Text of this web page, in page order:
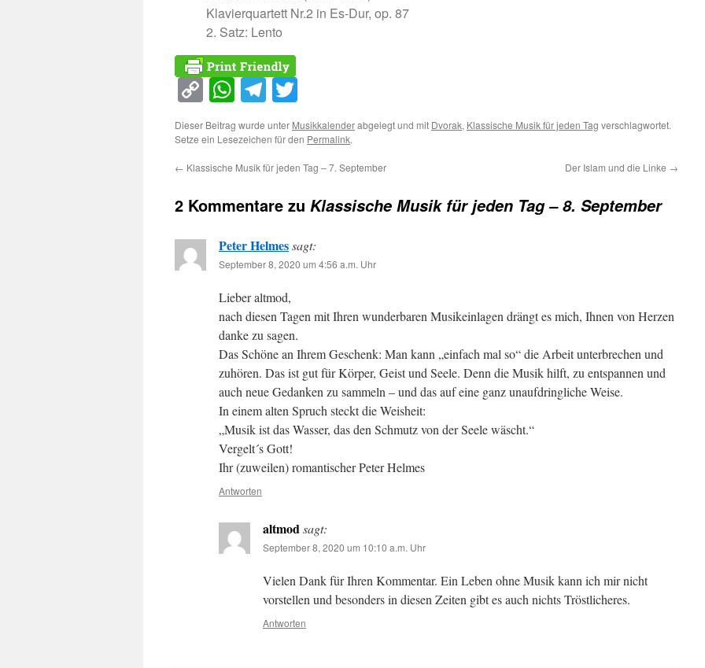
Klavierquartett Nr.2 in Es-Dur, op. 87
2. Satz: Lento
Copy
Link
WhatsApp
Telegram
Dieser Beitrag wurde unter Musikkalenderabgelegt und mit Dvorak, Klassische Musik für jeden Tag verschlagwortet.
Setze ein Lesezeichen für den Permalink.
← Klassische Musik für jeden Tag – 7. September Der Islam und die Linke →
2 Kommentare zu Klassische Musik für jeden Tag – 8. September
Peter Helmessagt:
September 8, 2020 um 4:56 a.m. Uhr
Lieber altmod,
nach diesen Tagen mit Ihren wunderbaren Musikeinlagen drängt es mich, Ihnen von Herzen
danke zu sagen.
Das Schöne an Ihrem Geschenk: Man kann „einfach mal so“ die Arbeit unterbrechen und
zuhören. Das ist gut für Körper, Geist und Seele. Denn die Musik hilft, zu entspannen und
auch neue Gedanken zu sammeln – und das auf eine ganz unaufdringliche Weise.
In einem alten Spruch steckt die Weisheit:
„Musik ist das Wasser, das den Schmutz von der Seele wäscht.“
Vergelt´s Gott!
Ihr (zuweilen) romantischer Peter Helmes
Antworten
altmodsagt:
September 8, 2020 um 10:10 a.m. Uhr
Vielen Dank für Ihren Kommentar. Ein Leben ohne Musik kann ich mir nicht
vorstellen und besonders in diesen Zeiten gibt es auch nichts Tröstlicheres.
Antworten